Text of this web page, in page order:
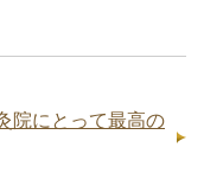
院にとって最高の